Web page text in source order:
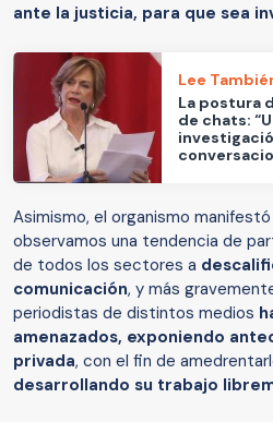
ante la justicia, para que sea
Lee
La postura
de chats:
Asimismo, el organismo
observamos una tendencia de
de todos los sectores a
comunicación, y más
periodistas de distintos medios
amenazados, exponiendo
privada, con el fin de
desarrollando su trabajo